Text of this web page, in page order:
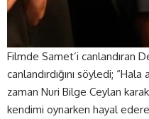
Filmde Samet’i canlandıran
canlandırdığını söyledi;
zaman Nuri Bilge Ceylan
kendimi oynarken hayal